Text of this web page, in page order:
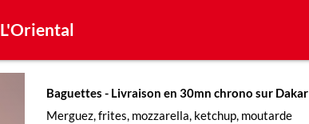
L'Oriental
Baguettes - Livraison en 30mn chrono sur Dakar
Merguez, frites, mozzarella, ketchup, moutarde